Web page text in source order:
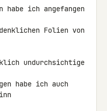
habe ich angefangen
Folien von
undurchsichtige
habe ich auch